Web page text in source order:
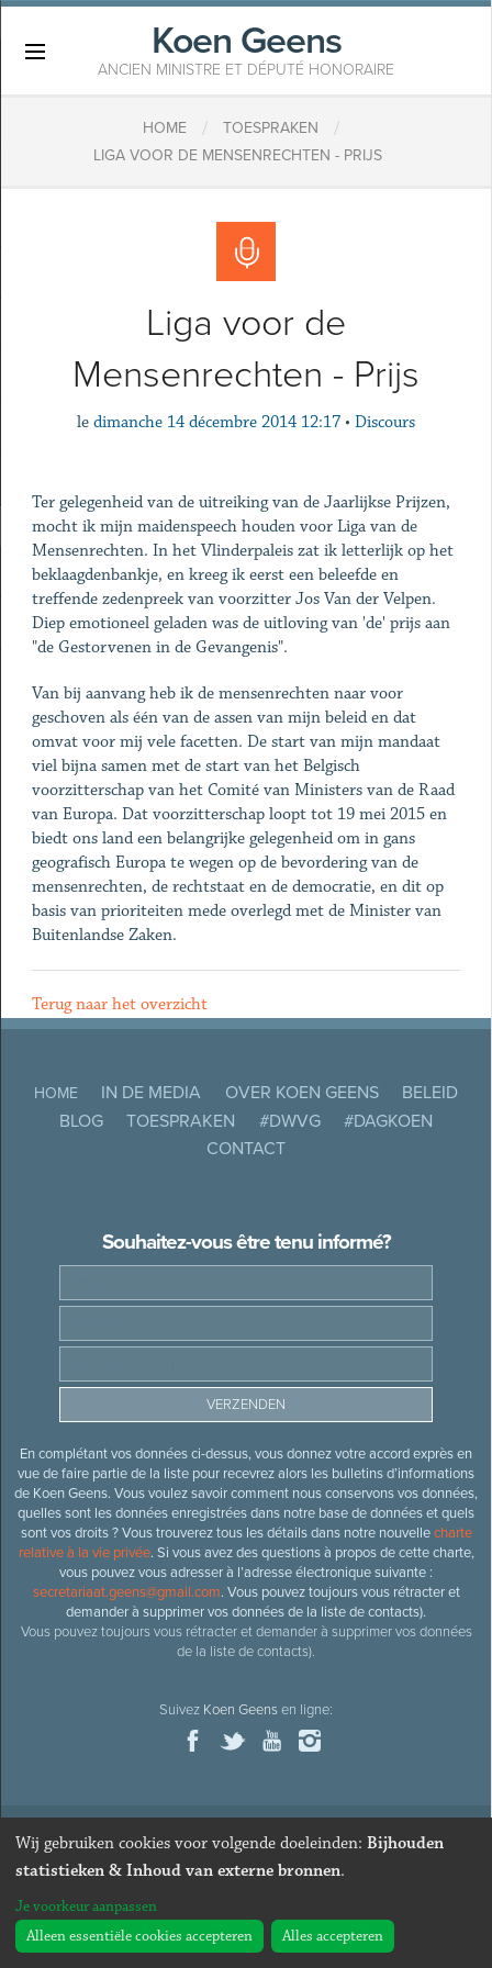
Koen Geens
ANCIEN MINISTRE ET DÉPUTÉ HONORAIRE
HOME / TOESPRAKEN /
LIGA VOOR DE MENSENRECHTEN - PRIJS
Liga voor de
Mensenrechten - Prijs
le dimanche 14 décembre 2014 12:17 • Discours
Ter gelegenheid van de uitreiking van de Jaarlijkse Prijzen,
mocht ik mijn maidenspeech houden voor Liga van de
Mensenrechten. In het Vlinderpaleis zat ik letterlijk op het
beklaagdenbankje, en kreeg ik eerst een beleefde en
treffende zedenpreek van voorzitter Jos Van der Velpen.
Diep emotioneel geladen was de uitloving van 'de' prijs aan
"de Gestorvenen in de Gevangenis".
Van bij aanvang heb ik de mensenrechten naar voor
geschoven als één van de assen van mijn beleid en dat
omvat voor mij vele facetten. De start van mijn mandaat
viel bijna samen met de start van het Belgisch
voorzitterschap van het Comité van Ministers van de Raad
van Europa. Dat voorzitterschap loopt tot 19 mei 2015 en
biedt ons land een belangrijke gelegenheid om in gans
geografisch Europa te wegen op de bevordering van de
mensenrechten, de rechtstaat en de democratie, en dit op
basis van prioriteiten mede overlegd met de Minister van
Buitenlandse Zaken.
Terug naar het overzicht
HOME IN DE MEDIA OVER KOEN GEENS
BELEID
BLOG
TOESPRAKEN #DWVG
#DAGKOEN
CONTACT
Souhaitez-vous être tenu informé?
En complétant vos données ci-dessus, vous donnez votre accord exprès en
vue de faire partie de la liste pour recevrez alors les bulletins d’informations
de Koen Geens. Vous voulez savoir comment nous conservons vos données,
quelles sont les données enregistrées dans notre base de données et quels
sont vos droits ? Vous trouverez tous les détails dans notre nouvellecharte
relative à la vie privée. Si vous avez des questions à propos de cette charte,
vous pouvez vous adresser à l’adresse électronique suivante :
secretariaat.geens@gmail.com. Vous pouvez toujours vous rétracter et
demander à supprimer vos données de la liste de contacts).
Vous pouvez toujours vous rétracter et demander à supprimer vos données
de la liste de contacts).
Suivez Koen Geensen ligne:
© 2026Ancien ministre et député honoraire
Webdesign & développement par Zenjoy de Louvain
Wij gebruiken cookies voor volgende doeleinden: Bijhouden
statistieken & Inhoud van externe bronnen.
Je voorkeur aanpassen
Alleen essentiële cookies accepteren
Alles accepteren